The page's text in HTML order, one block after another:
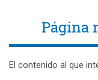
Página
El contenido al que